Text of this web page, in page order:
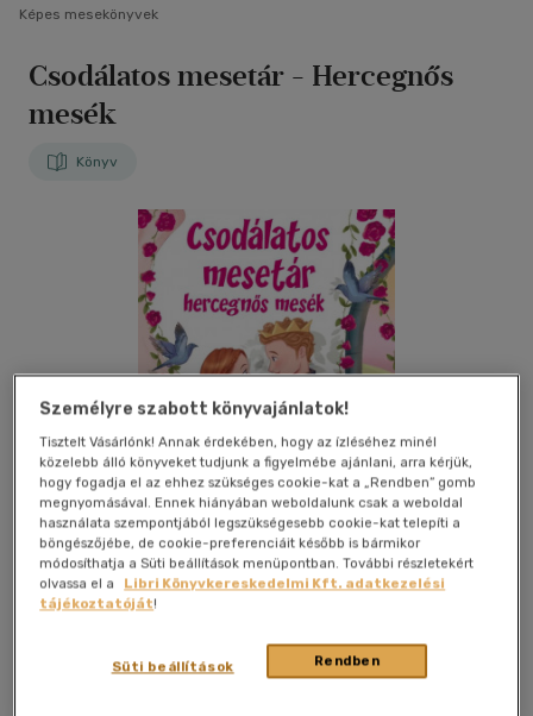
Képes mesekönyvek
Csodálatos mesetár - Hercegnős
mesék
Könyv
Kívánságlistához adom
Személyre szabott könyvajánlatok!
Tisztelt Vásárlónk! Annak érdekében, hogy az ízléséhez minél
közelebb álló könyveket tudjunk a figyelmébe ajánlani, arra kérjük,
hogy fogadja el az ehhez szükséges cookie-kat a „Rendben” gomb
megnyomásával. Ennek hiányában weboldalunk csak a weboldal
használata szempontjából legszükségesebb cookie-kat telepíti a
böngészőjébe, de cookie-preferenciáit később is bármikor
módosíthatja a Süti beállítások menüpontban. További részletekért
olvassa el a
Libri Könyvkereskedelmi Kft. adatkezelési
tájékoztatóját!
Rendben
Süti beállítások